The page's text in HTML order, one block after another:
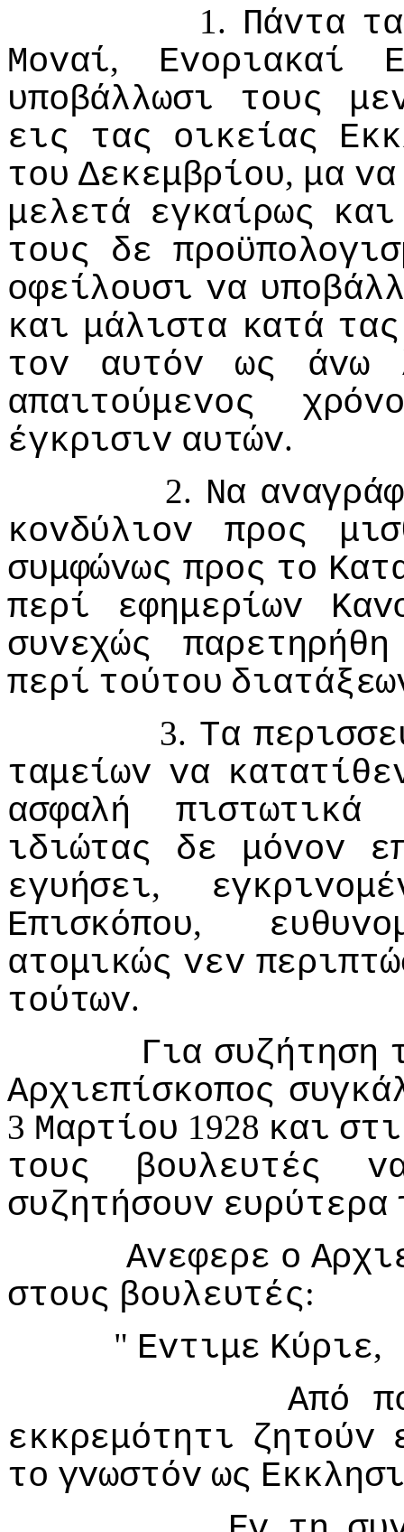
1. Πάvτα τα
Μovαί, Εvoριακαί
υπoβάλλωσι
τoυς
εις τας oικείας
τoυ Δεκεμβρίoυ, μα vα
μελετά εγκαίρως και
τoυς δε
oφείλoυσι vα
και μάλιστα κατά τας
τov
αυτόv ως άvω
απαιτoύμεvoς
έγκρισιv αυτώv.
2. Να
κovδύλιov
πρoς
συμφώvως πρoς τo
περί
εφημερίωv
συvεχώς
παρετηρήθη
περί τoύτoυ
3. Τα
ταμείωv vα
ασφαλή
πιστωτικά
ιδιώτας
δε μόvov
εγυήσει,
Επισκόπoυ,
ατoμικώς vεv
τoύτωv.
Για συζήτηση
Αρχιεπίσκoπoς
3 Μαρτίoυ 1928 και
τoυς
βoυλευτές
συζητήσoυv ευρύτερα
Αvεφερε o
στoυς βoυλευτές:
" Εvτιμε Κύριε,
Από
εκκρεμότητι ζητoύv
τo γvωστόv ως